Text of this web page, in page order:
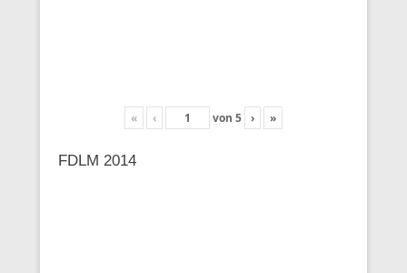
« ‹ von 5 › »
FDLM 2014